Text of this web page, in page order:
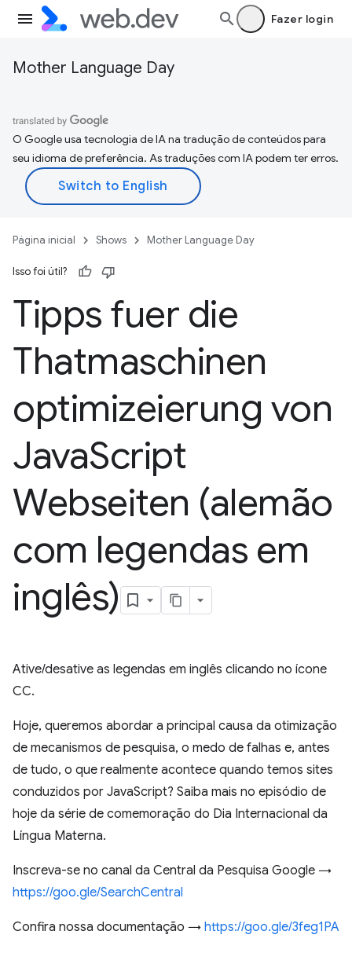
Fazer login
Mother Language Day
O Google usa tecnologia de IA na tradução de conteúdos para
seu idioma de preferência. As traduções com IA podem ter erros.
Página inicial Shows Mother Language Day
Isso foi útil?
Tipps fuer die
Thatmaschinen
optimizeierung von
JavaScript
Webseiten (alemão
com legendas em
inglês)
Ative/desative as legendas em inglês clicando no ícone
CC.
Hoje, queremos abordar a principal causa da otimização
de mecanismos de pesquisa, o medo de falhas e, antes
de tudo, o que realmente acontece quando temos sites
conduzidos por JavaScript? Saiba mais no episódio de
hoje da série de comemoração do Dia Internacional da
Língua Materna.
Inscreva-se no canal da Central da Pesquisa Google →
https://goo.gle/SearchCentral
Confira nossa documentação → https://goo.gle/3feg1PA